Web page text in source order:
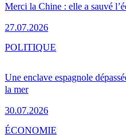
Merci la Chine : elle a sauvé
27.07.2026
Une enclave espagnole
la mer
30.07.2026
POLITIQUE
ÉCONOMIE